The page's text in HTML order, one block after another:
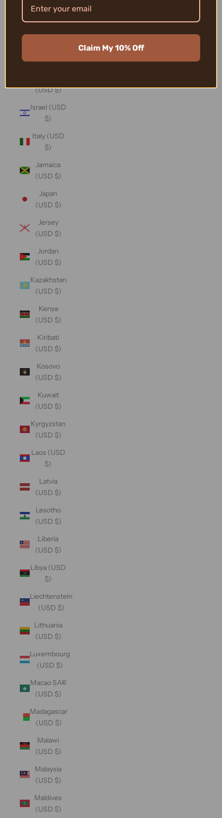
Iraq (USD
(USD $)
(USD $)
Israel (USD
$)
Italy (USD
$)
Jamaica
(USD $)
Japan
(USD $)
Jersey
(USD $)
Jordan
(USD $)
Kazakhstan
(USD $)
Kenya
(USD $)
Kiribati
(USD $)
Kosovo
(USD $)
Kuwait
(USD $)
Kyrgyzstan
(USD $)
Laos (USD
$)
Latvia
(USD $)
Lesotho
(USD $)
Liberia
(USD $)
Libya (USD
$)
Liechtenstein
(USD $)
Lithuania
(USD $)
Luxembourg
(USD $)
Macao SAR
(USD $)
Madagascar
(USD $)
Malawi
(USD $)
Malaysia
(USD $)
Maldives
(USD $)
Claim My 10% Off